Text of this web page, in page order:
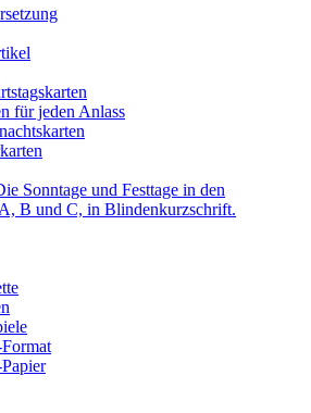
für jeden Anlass
Sonntage und Festtage in den
B und C, in Blindenkurzschrift.